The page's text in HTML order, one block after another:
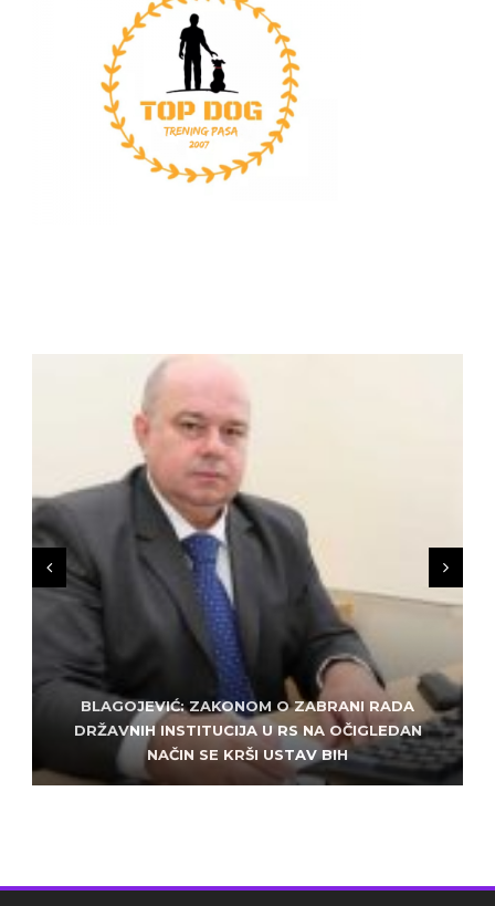
BLAGOJEVIĆ: ZAKONOM O ZABRANI RADA
DRŽAVNIH INSTITUCIJA U RS NA OČIGLEDAN
NAČIN SE KRŠI USTAV BIH
ZLATKO MILETIĆ: DODIK NEMA KUD OD
KRIMINALA, LJUDE IZ REPUBLIEK SRPSKE VUČE U
HAOS
SARAJEVO: ALEM MUDŽELET – ČOVJEK OD
POVJERENJA